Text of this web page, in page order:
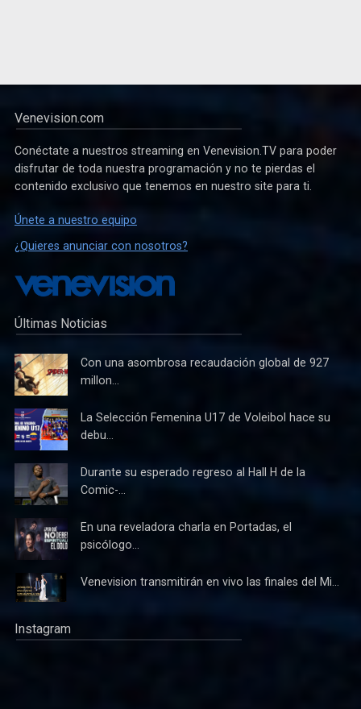
Venevision.com
Conéctate a nuestros streaming en Venevision.TV para poder
disfrutar de toda nuestra programación y no te pierdas el
contenido exclusivo que tenemos en nuestro site para ti.
Únete a nuestro equipo
¿Quieres anunciar con nosotros?
Últimas Noticias
Con una asombrosa recaudación global de 927
millon...
La Selección Femenina U17 de Voleibol hace su
debu...
Durante su esperado regreso al Hall H de la
Comic-...
En una reveladora charla en Portadas, el
psicólogo...
Venevision transmitirán en vivo las finales del Mi...
Instagram